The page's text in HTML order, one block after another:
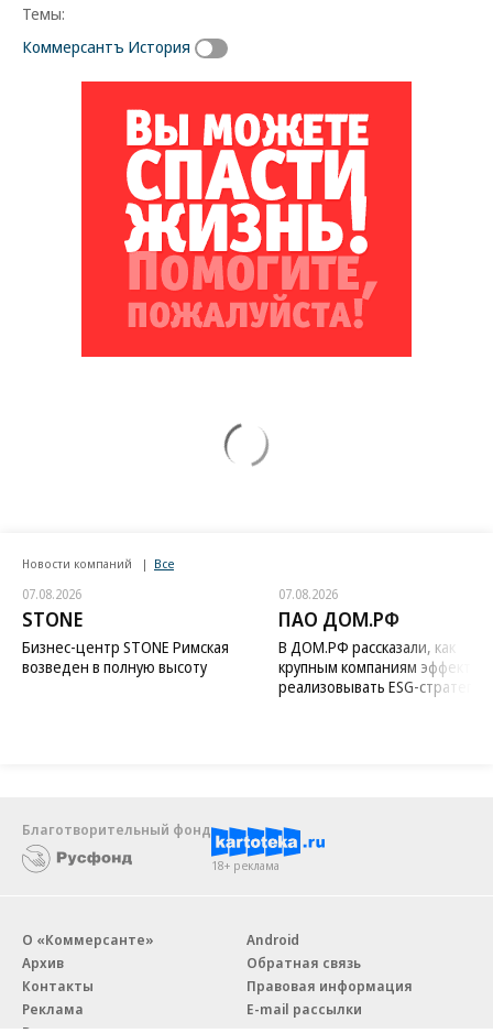
Темы:
Коммерсантъ История
Новости компаний Все
07.08.2026
STONE
Бизнес-центр STONE Римская
возведен в полную высоту
07.08.2026
ПАО ДОМ.РФ
В ДОМ.РФ рассказали, как
крупным компаниям
реализовывать ESG-стратегию
Благотворительный фонд
18+ реклама
О «Коммерсанте»
Архив
Контакты
Реклама
Android
Обратная связь
Правовая информация
E-mail рассылки